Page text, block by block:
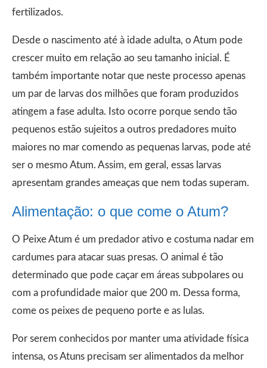
fertilizados.
Desde o nascimento até à idade adulta, o Atum pode
crescer muito em relação ao seu tamanho inicial. É
também importante notar que neste processo apenas
um par de larvas dos milhões que foram produzidos
atingem a fase adulta. Isto ocorre porque sendo tão
pequenos estão sujeitos a outros predadores muito
maiores no mar comendo as pequenas larvas, pode até
ser o mesmo Atum. Assim, em geral, essas larvas
apresentam grandes ameaças que nem todas superam.
Alimentação: o que come o Atum?
O Peixe Atum é um predador ativo e costuma nadar em
cardumes para atacar suas presas. O animal é tão
determinado que pode caçar em áreas subpolares ou
com a profundidade maior que 200 m. Dessa forma,
come os peixes de pequeno porte e as lulas.
Por serem conhecidos por manter uma atividade física
intensa, os Atuns precisam ser alimentados da melhor